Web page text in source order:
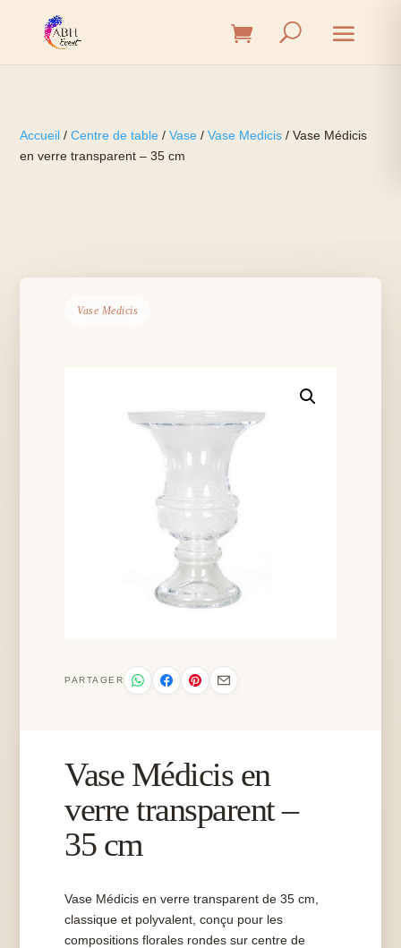
Accueil /Centre de table /Vase /Vase Medicis / Vase Médicis
en verre transparent – 35 cm
Vase Medicis
PARTAGER
Vase Médicis en
verre transparent –
35 cm
Vase Médicis en verre transparent de 35 cm,
classique et polyvalent, conçu pour les
compositions florales rondes sur centre de